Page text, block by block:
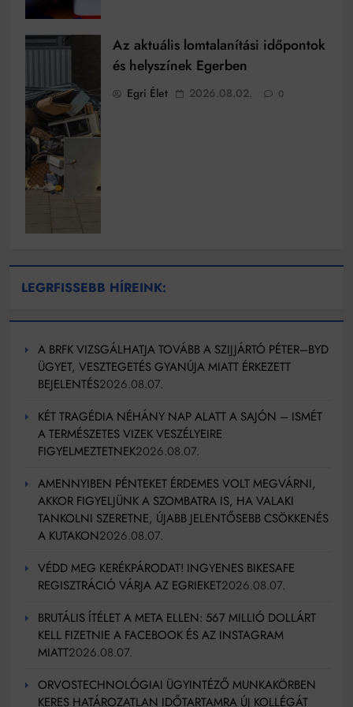
Az aktuális lomtalanítási időpontok
és helyszínek Egerben
Egri Élet 2026.08.02. 0
LEGRFISSEBB HÍREINK:
A BRFK VIZSGÁLHATJA TOVÁBB A SZIJJÁRTÓ PÉTER–BYD
ÜGYET, VESZTEGETÉS GYANÚJA MIATT ÉRKEZETT
BEJELENTÉS2026.08.07.
KÉT TRAGÉDIA NÉHÁNY NAP ALATT A SAJÓN – ISMÉT
A TERMÉSZETES VIZEK VESZÉLYEIRE
FIGYELMEZTETNEK2026.08.07.
AMENNYIBEN PÉNTEKET ÉRDEMES VOLT MEGVÁRNI,
AKKOR FIGYELJÜNK A SZOMBATRA IS, HA VALAKI
TANKOLNI SZERETNE, ÚJABB JELENTŐSEBB CSÖKKENÉS
A KUTAKON2026.08.07.
VÉDD MEG KERÉKPÁRODAT! INGYENES BIKESAFE
REGISZTRÁCIÓ VÁRJA AZ EGRIEKET2026.08.07.
BRUTÁLIS ÍTÉLET A META ELLEN: 567 MILLIÓ DOLLÁRT
KELL FIZETNIE A FACEBOOK ÉS AZ INSTAGRAM
MIATT2026.08.07.
ORVOSTECHNOLÓGIAI ÜGYINTÉZŐ MUNKAKÖRBEN
KERES HATÁROZATLAN IDŐTARTAMRA ÚJ KOLLÉGÁT